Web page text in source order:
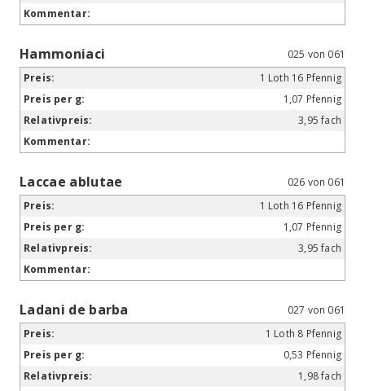
Hammoniaci
025 von 061
1 Loth 16 Pfennig
1,07 Pfennig
3,95 fach
Laccae ablutae
026 von 061
1 Loth 16 Pfennig
1,07 Pfennig
3,95 fach
Ladani de barba
027 von 061
1 Loth 8 Pfennig
0,53 Pfennig
1,98 fach